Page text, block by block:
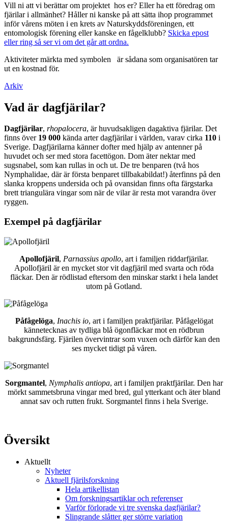
Vill ni att vi berättar om projektet hos er? Eller ha ett föredrag om
fjärilar i allmänhet? Håller ni kanske på att sätta ihop programmet
inför vårens möten i en krets av Naturskyddsföreningen, ett
entomologisk förening eller kanske en fågelklubb? Skicka epost
eller ring så ser vi om det går att ordna.
Aktiviteter märkta med symbolen
är sådana som organisatören tar
ut en kostnad för.
Arkiv
Vad är dagfjärilar?
Dagfjärilar, rhopalocera, är huvudsakligen dagaktiva fjärilar. Det
finns över 19 000 kända arter dagfjärilar i världen, varav cirka 110 i
Sverige. Dagfjärilarna känner dofter med hjälp av antenner på
huvudet och ser med stora facettögon. Dom äter nektar med
sugsnabel, som kan rullas in och ut. De tre benparen (två hos
Nymphalidae, där är första benparet tillbakabildat!) återfinns på den
slanka kroppens undersida och på ovansidan finns ofta färgstarka
brett triangulära vingar som när de vilar är resta mot varandra över
ryggen.
Exempel på dagfjärilar
Apollofjäril, Parnassius apollo, art i familjen riddarfjärilar.
Apollofjäril är en mycket stor vit dagfjäril med svarta och röda
fläckar. Den är rödlistad eftersom den minskar starkt i hela landet
utom på Gotland.
Påfågelöga, Inachis io, art i familjen praktfjärilar. Påfågelögat
kännetecknas av tydliga blå ögonfläckar mot en rödbrun
bakgrundsfärg. Fjärilen övervintrar som vuxen och därför kan den
ses mycket tidigt på våren.
Sorgmantel, Nymphalis antiopa, art i familjen praktfjärilar. Den har
mörkt sammetsbruna vingar med bred, gul ytterkant och äter bland
annat sav och rutten frukt. Sorgmantel finns i hela Sverige.
Översikt
Aktuellt
Nyheter
Aktuell fjärilsforskning
Hela artikellistan
Om forskningsartiklar och referenser
Varför förlorade vi tre svenska dagfjärilar?
Slingrande slåtter ger större variation